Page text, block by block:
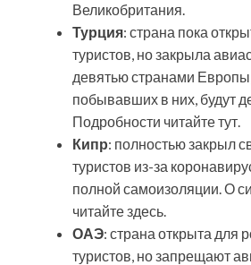
Великобритания.
Турция: страна пока
туристов, но закрыла
девятью странами
побывавших в них, будут
Подробности читайте тут.
Кипр: полностью закрыл
туристов из-за
полной самоизоляции. О
читайте здесь.
ОАЭ: страна открыта для
туристов, но запрещают